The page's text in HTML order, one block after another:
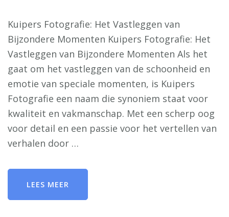
Kuipers Fotografie: Het Vastleggen van
Bijzondere Momenten Kuipers Fotografie: Het
Vastleggen van Bijzondere Momenten Als het
gaat om het vastleggen van de schoonheid en
emotie van speciale momenten, is Kuipers
Fotografie een naam die synoniem staat voor
kwaliteit en vakmanschap. Met een scherp oog
voor detail en een passie voor het vertellen van
verhalen door …
LEES MEER